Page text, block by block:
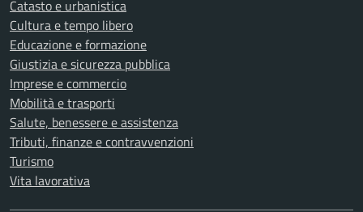
Catasto e urbanistica
Cultura e tempo libero
Educazione e formazione
Giustizia e sicurezza pubblica
Imprese e commercio
Mobilità e trasporti
Salute, benessere e assistenza
Tributi, finanze e contravvenzioni
Turismo
Vita lavorativa